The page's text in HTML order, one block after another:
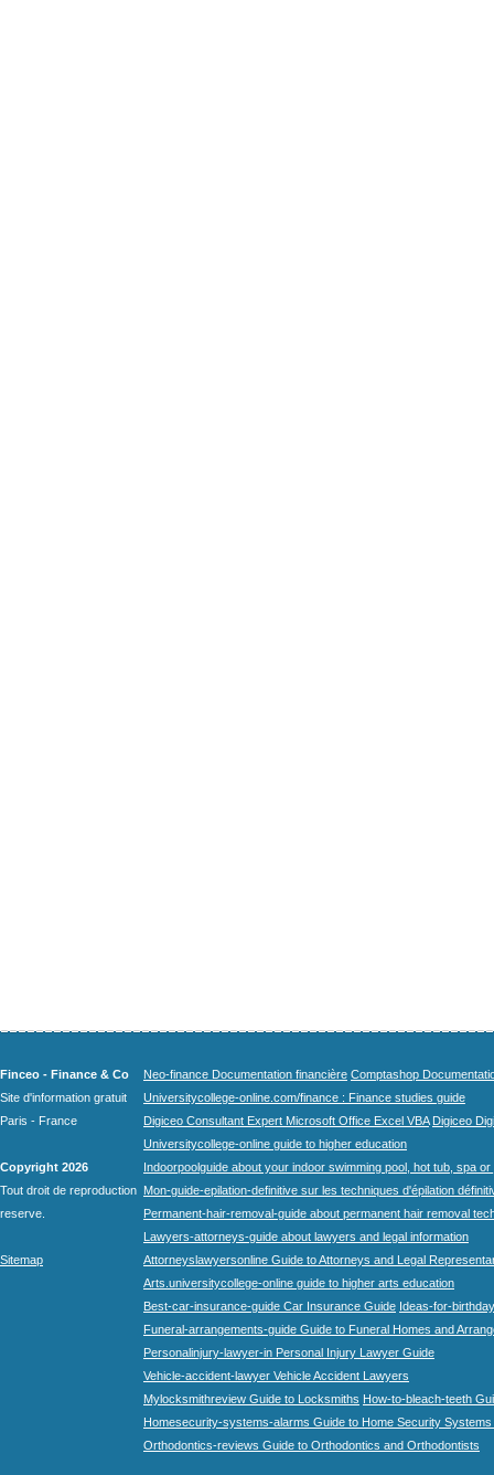
Finceo - Finance & Co
Site d'information gratuit
Paris - France
Copyright 2026
Tout droit de reproduction
reserve.
Sitemap
Neo-finance Documentation financière Comptashop
Universitycollege-online.com/finance : Finance studies guide
Digiceo Consultant Expert Microsoft Office Excel VBA Digiceo
Universitycollege-online guide to higher education
Indoorpoolguide about your indoor swimming pool, hot tub, spa
Mon-guide-epilation-definitive sur les techniques d'épilation
Permanent-hair-removal-guide about permanent hair removal
Lawyers-attorneys-guide about lawyers and legal information
Attorneyslawyersonline Guide to Attorneys and Legal
Arts.universitycollege-online guide to higher arts education
Best-car-insurance-guide Car Insurance Guide Ideas-for-
Funeral-arrangements-guide Guide to Funeral Homes and
Personalinjury-lawyer-in Personal Injury Lawyer Guide
Vehicle-accident-lawyer Vehicle Accident Lawyers
Mylocksmithreview Guide to Locksmiths How-to-bleach-teeth
Homesecurity-systems-alarms Guide to Home Security Systems
Orthodontics-reviews Guide to Orthodontics and Orthodontists